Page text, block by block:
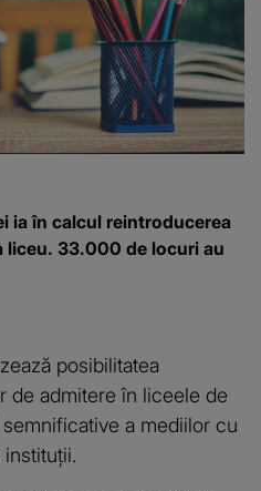
ia în calcul reintroducerea
liceu. 33.000 de locuri au
posibilitatea
de admitere în liceele de
a mediilor cu